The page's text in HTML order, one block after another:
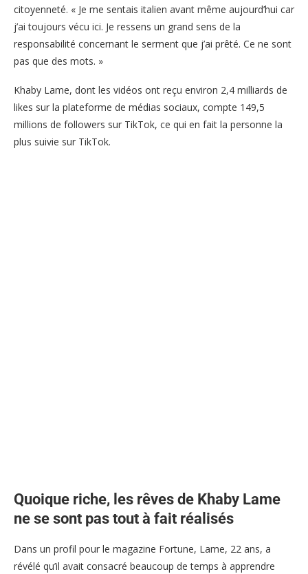
citoyenneté. « Je me sentais italien avant même aujourd’hui car
j’ai toujours vécu ici. Je ressens un grand sens de la
responsabilité concernant le serment que j’ai prêté. Ce ne sont
pas que des mots. »
Khaby Lame, dont les vidéos ont reçu environ 2,4 milliards de
likes sur la plateforme de médias sociaux, compte 149,5
millions de followers sur TikTok, ce qui en fait la personne la
plus suivie sur TikTok.
Quoique riche, les rêves de Khaby Lame
ne se sont pas tout à fait réalisés
Dans un profil pour le magazine Fortune, Lame, 22 ans, a
révélé qu’il avait consacré beaucoup de temps à apprendre